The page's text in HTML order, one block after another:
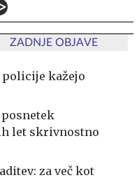
ZADNJE OBJAVE
kažejo
posnetek
let skrivnostno
za več kot